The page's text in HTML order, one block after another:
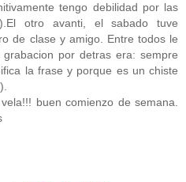
tengo debilidad por las
otro avanti, el sabado tuve
de clase y amigo. Entre todos le
por detras era: sempre
la frase y porque es un chiste
buen comienzo de semana.